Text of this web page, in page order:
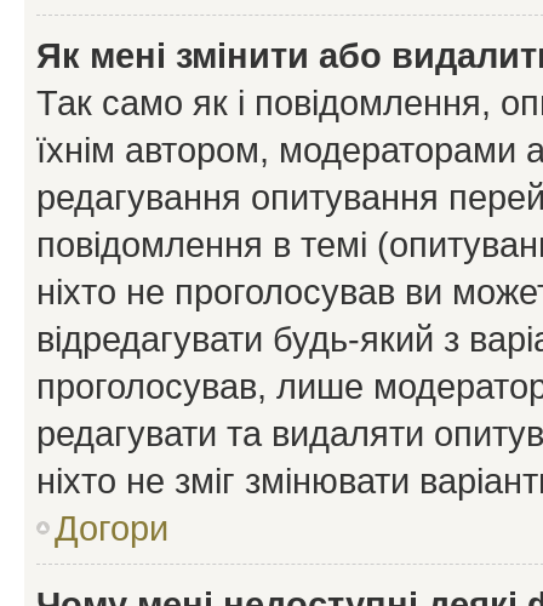
Як мені змінити або
Так само як і повідомлення,
їхнім автором, модераторами
редагування опитування
повідомлення в темі
ніхто не проголосував ви
відредагувати будь-який з
проголосував, лише
редагувати та видаляти
ніхто не зміг змінювати
Догори